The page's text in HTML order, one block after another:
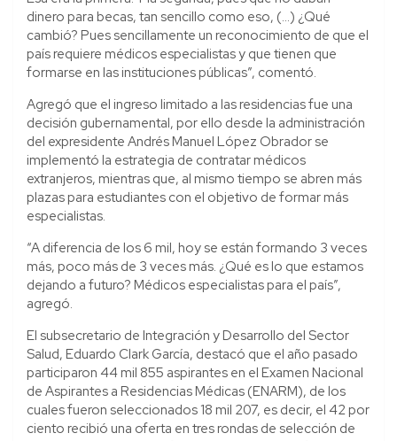
dinero para becas, tan sencillo como eso, (…) ¿Qué
cambió? Pues sencillamente un reconocimiento de que el
país requiere médicos especialistas y que tienen que
formarse en las instituciones públicas”, comentó.
Agregó que el ingreso limitado a las residencias fue una
decisión gubernamental, por ello desde la administración
del expresidente Andrés Manuel López Obrador se
implementó la estrategia de contratar médicos
extranjeros, mientras que, al mismo tiempo se abren más
plazas para estudiantes con el objetivo de formar más
especialistas.
“A diferencia de los 6 mil, hoy se están formando 3 veces
más, poco más de 3 veces más. ¿Qué es lo que estamos
dejando a futuro? Médicos especialistas para el país”,
agregó.
El subsecretario de Integración y Desarrollo del Sector
Salud, Eduardo Clark García, destacó que el año pasado
participaron 44 mil 855 aspirantes en el Examen Nacional
de Aspirantes a Residencias Médicas (ENARM), de los
cuales fueron seleccionados 18 mil 207, es decir, el 42 por
ciento recibió una oferta en tres rondas de selección de